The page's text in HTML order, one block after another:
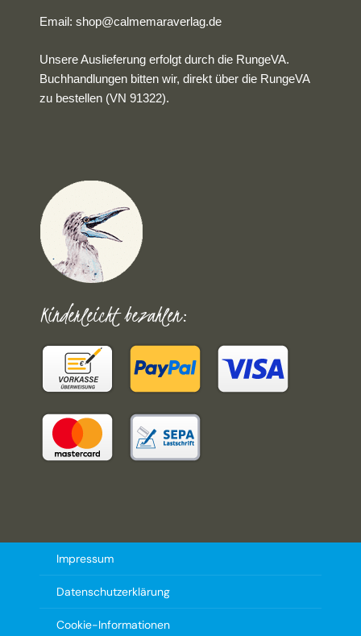
Email:shop@calmemaraverlag.de
Unsere Auslieferung erfolgt durch die RungeVA.
Buchhandlungen bitten wir, direkt über die RungeVA
zu bestellen (VN 91322).
Kinderleicht bezahlen:
Impressum
Datenschutzerklärung
Cookie-Informationen